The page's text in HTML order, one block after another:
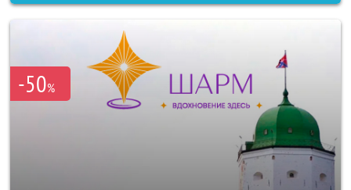
-50%